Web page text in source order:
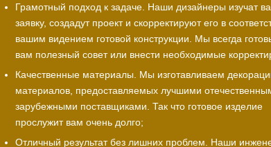
Грамотный подход к задаче. Наши дизайнеры изучат
заявку, создадут проект и скорректируют его в
вашим видением готовой конструкции. Мы всегда
вам полезный совет или внести необходимые
Качественные материалы. Мы изготавливаем
материалов, предоставляемых лучшими
зарубежными поставщиками. Так что готовое изделие
прослужит вам очень долго;
Отличный результат без лишних проблем. Наши